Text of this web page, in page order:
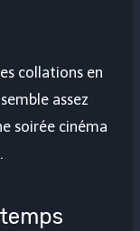
collations en
assez
soirée cinéma